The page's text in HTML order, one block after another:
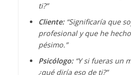
ti?”
Cliente:“Significaría que
profesional y que he
pésimo.”
Psicólogo:“Y si fueras un
¿qué diría eso de ti?”